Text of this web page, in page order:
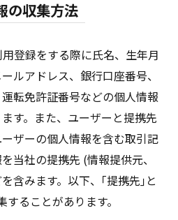
の収集方法
登録をする際に氏名、生年月
ルアドレス、銀行口座番号、
転免許証番号などの個人情報
す。また、ユーザーと提携先
ザーの個人情報を含む取引記
当社の提携先 (情報提供元、
含みます。以下、｢提携先｣と
ることがあります。